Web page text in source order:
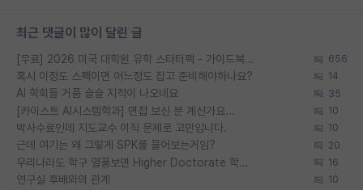
최근 댓글이 많이 달린 글
[무료] 2026 미국 대학원 유학 스타터팩 - 가이드북 & 합격자 컨택메일 템플릿 656
혹시 이정도 스펙이면 어느정도 잡고 준비해야하나요? 14
AI 학회들 거품 슬슬 지적이 나오네요 35
[카이스트 AI시스템학과] 면접 보신 분 계신가요... 10
박사수료인데 지도교수 이직 문제로 고민입니다. 10
근데 여기는 왜 그렇게 SPK를 물어보는거임? 20
우리나라도 학구 열풍보면 Higher Doctorate 학위가 필요하다고 봅니다. 16
연구실 후배와의 관계 10